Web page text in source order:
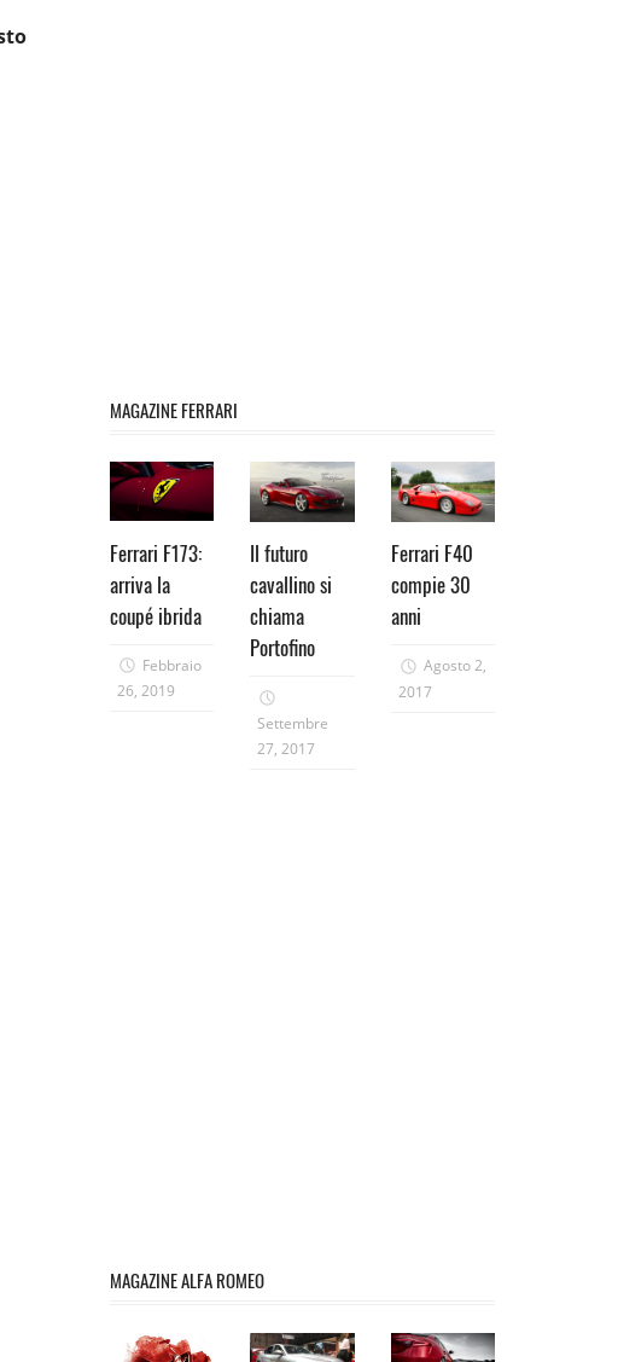
MAGAZINE FERRARI
Ferrari F173:
arriva la
coupé ibrida
Febbraio
26, 2019
Il futuro
cavallino si
chiama
Portofino
Settembre
27, 2017
Ferrari F40
compie 30
anni
Agosto 2,
2017
MAGAZINE ALFA ROMEO